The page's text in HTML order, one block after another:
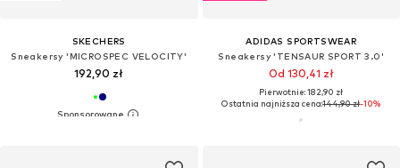
SKECHERS
Sneakersy 'MICROSPEC VELOCITY'
192,90 zł
ADIDAS SPORTSWEAR
Sneakersy 'TENSAUR SPORT 3.0'
Od 130,41 zł
Pierwotnie: 182,90 zł
Ostatnia najniższa cena:144,90 zł-10%